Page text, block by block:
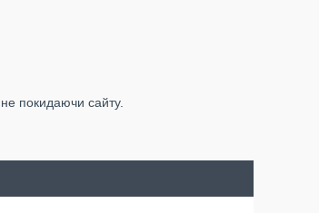
покидаючи сайту.